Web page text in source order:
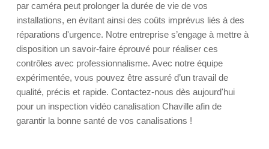
par caméra peut prolonger la durée de vie de vos
installations, en évitant ainsi des coûts imprévus liés à des
réparations d'urgence. Notre entreprise s’engage à mettre à
disposition un savoir-faire éprouvé pour réaliser ces
contrôles avec professionnalisme. Avec notre équipe
expérimentée, vous pouvez être assuré d’un travail de
qualité, précis et rapide. Contactez-nous dès aujourd'hui
pour un inspection vidéo canalisation Chaville afin de
garantir la bonne santé de vos canalisations !